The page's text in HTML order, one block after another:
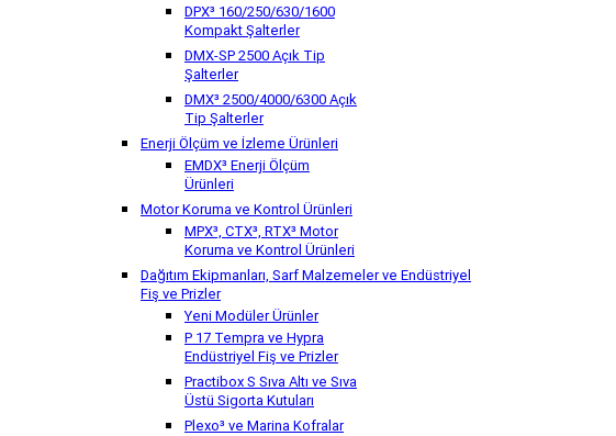
DPX³ 160/250/630/1600
Kompakt Şalterler
DMX-SP 2500 Açık Tip
Şalterler
DMX³ 2500/4000/6300 Açık
Tip Şalterler
Enerji Ölçüm ve İzleme Ürünleri
EMDX³ Enerji Ölçüm
Ürünleri
Motor Koruma ve Kontrol Ürünleri
MPX³, CTX³, RTX³ Motor
Koruma ve Kontrol Ürünleri
Dağıtım Ekipmanları, Sarf Malzemeler ve Endüstriyel
Fiş ve Prizler
Yeni Modüler Ürünler
P 17 Tempra ve Hypra
Endüstriyel Fiş ve Prizler
Practibox S Sıva Altı ve Sıva
Üstü Sigorta Kutuları
Plexo³ ve Marina Kofralar